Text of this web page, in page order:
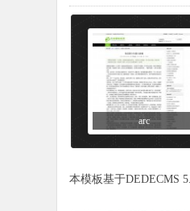
arc
本模板基于DEDECMS